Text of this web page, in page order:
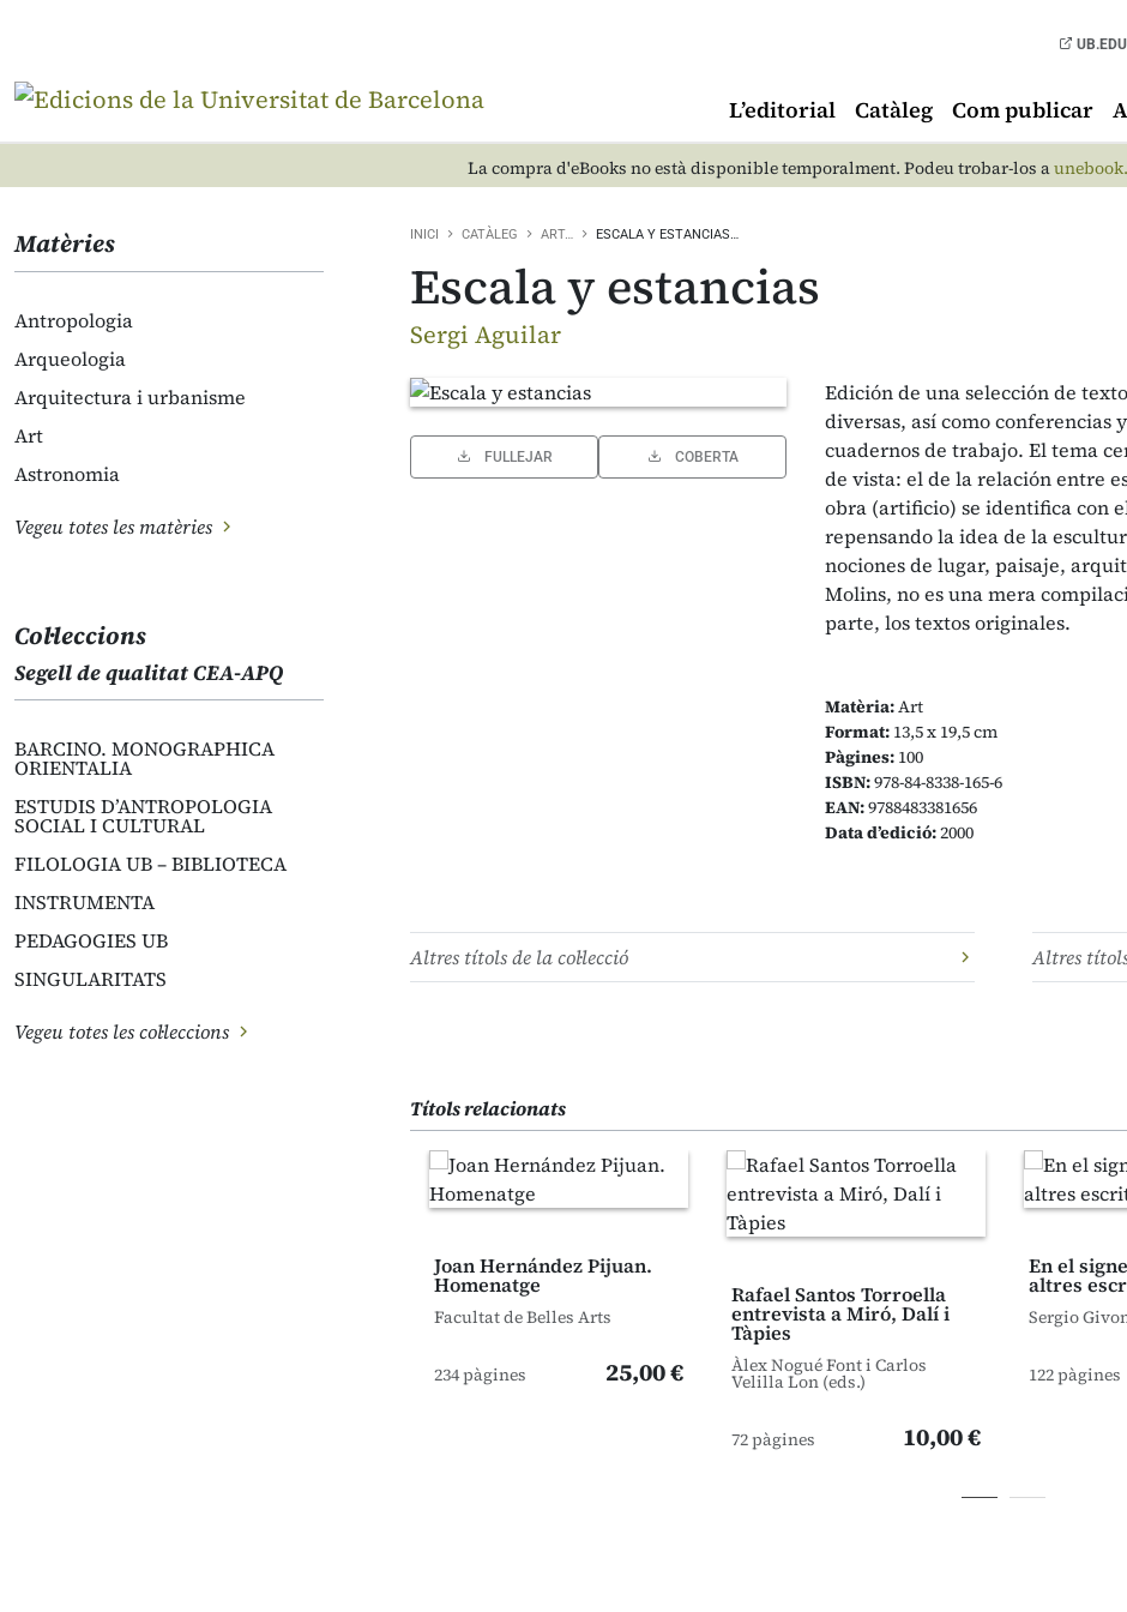
UB.EDU
L’editorial Catàleg Com publicar
La compra d'eBooks no està disponible temporalment. Podeu trobar-los a
Matèries
Antropologia
Arqueologia
Arquitectura i urbanisme
Art
Astronomia
Vegeu totes les matèries
Col·leccions
Segell de qualitat CEA-APQ
BARCINO. MONOGRAPHICA
ORIENTALIA
ESTUDIS D’ANTROPOLOGIA
SOCIAL I CULTURAL
FILOLOGIA UB – BIBLIOTECA
INSTRUMENTA
PEDAGOGIES UB
SINGULARITATS
Vegeu totes les col·leccions
INICI CATÀLEG ART… ESCALA Y ESTANCIAS…
Escala y estancias
Sergi Aguilar
FULLEJAR COBERTA
Edición de una selección de
diversas, así como conferencias
cuadernos de trabajo. El tema
de vista: el de la relación entre
obra (artificio) se identifica con
repensando la idea de la
nociones de lugar, paisaje,
Molins, no es una mera
parte, los textos originales.
Matèria:Art
Format: 13,5 x 19,5 cm
Pàgines: 100
ISBN:978-84-8338-165-6
EAN:9788483381656
Data d’edició:2000
Altres títols de la col·lecció Altres
Títols relacionats
Joan Hernández Pijuan.
Homenatge
Facultat de Belles Arts
234 pàgines 25,00 €
Rafael Santos Torroella
entrevista a Miró, Dalí i
Tàpies
Àlex Nogué Font i Carlos
Velilla Lon (eds.)
72 pàgines 10,00 €
En el
altres
Sergio
122 pàgines